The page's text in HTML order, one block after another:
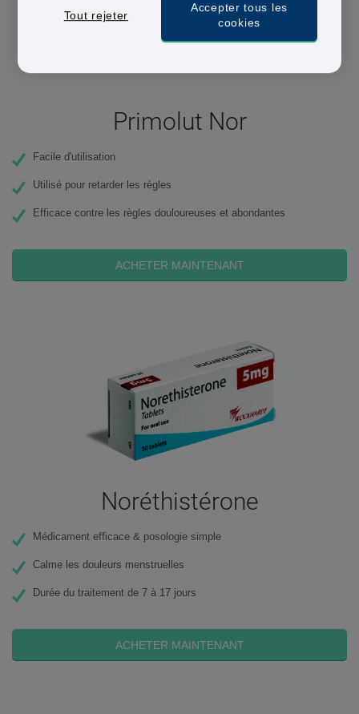
Primolut Nor
Facile d'utilisation
Utilisé pour retarder les règles
Efficace contre les règles douloureuses et abondantes
ACHETER MAINTENANT
Noréthistérone
Médicament efficace & posologie simple
Calme les douleurs menstruelles
Durée du traitement de 7 à 17 jours
ACHETER MAINTENANT
Tout rejeter
Accepter tous les
cookies